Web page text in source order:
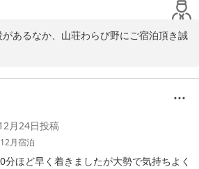
びのさんにお世話になろうと思います。
あるなか、山荘わらび野にご宿泊頂き誠
ざいまして何よりでございます。
できますよう、努めてまいりますので、
ち寄りくださいませ。
のお越しを心よりお待ち申し上げており
月24日投稿
月宿泊
ほど早く着きましたが大勢で気持ちよく